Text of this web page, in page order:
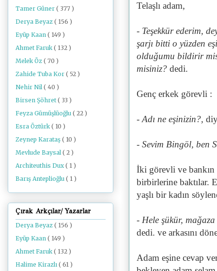
Telaşlı adam,
- Teşekkür ederim,
şarjı bitti o yüzden
olduğumu bildirir
misiniz? dedi.
Genç erkek görevli :
- Adı ne eşinizin?,
- Sevim Bingöl, ben
İki görevli ve bankın
birbirlerine baktılar.
yaşlı bir kadın
- Hele şükür,
dedi. ve arkasını
Adam eşine cevap
Tamer Güner ( 377 )
Derya Beyaz ( 156 )
Eyüp Kaan ( 149 )
Ahmet Faruk ( 132 )
Melek Öz ( 70 )
Zahide Tuba Kor ( 52 )
Nehir Nil ( 40 )
Birsen Şöhret ( 33 )
Feyza Gümüşlüoğlu ( 22 )
Esra Öztürk ( 10 )
Zeynep Karataş ( 10 )
Mevlude Baysal ( 2 )
Architeuthis Dux ( 1 )
Barış Anteplioğlu ( 1 )
Çırak Arkçılar/ Yazarlar
Derya Beyaz ( 156 )
Eyüp Kaan ( 149 )
Ahmet Faruk ( 132 )
Halime Kirazlı ( 61 )